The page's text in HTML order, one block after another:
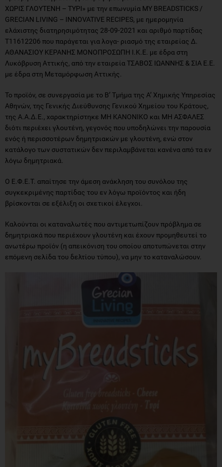
ΧΩΡΙΣ ΓΛΟΥΤΕΝΗ – ΤΥΡΙ» με την επωνυμία MY BREADSTICKS /
GRECIAN LIVING – INNOVATIVE RECIPES, με ημερομηνία
ελάχιστης διατηρησιμότητας 28-09-2021 και αριθμό παρτίδας
Τ11612206 που παράγεται για λογα- ριασμό της εταιρείας Δ.
ΑΘΑΝΑΣΙΟΥ ΚΕΡΑΝΗΣ ΜΟΝΟΠΡΟΣΩΠΗ Ι.Κ.Ε. με έδρα στη
Λυκόβρυση Αττικής, από την εταιρεία ΤΣΑΒΟΣ ΙΩΑΝΝΗΣ & ΣΙΑ Ε.Ε.
με έδρα στη Μεταμόρφωση Αττικής.
Το προϊόν, σε συνεργασία με το Β’ Τμήμα της Α’ Χημικής Υπηρεσίας
Αθηνών, της Γενικής Διεύθυνσης Γενικού Χημείου του Κράτους,
της Α.Α.Δ.Ε., χαρακτηρίστηκε ΜΗ ΚΑΝΟΝΙΚΟ και ΜΗ ΑΣΦΑΛΕΣ
διότι περιέχει γλουτένη, γεγονός που υποδηλώνει την παρουσία
ενός ή περισσοτέρων δημητριακών με γλουτένη, ενώ στον
κατάλογο των συστατικών δεν περιλαμβάνεται κανένα από τα εν
λόγω δημητριακά.
Ο Ε.Φ.Ε.Τ. απαίτησε την άμεση ανάκληση του συνόλου της
συγκεκριμένης παρτίδας του εν λόγω προϊόντος και ήδη
βρίσκονται σε εξέλιξη οι σχετικοί έλεγχοι.
Καλούνται οι καταναλωτές που αντιμετωπίζουν πρόβλημα σε
δημητριακά που περιέχουν γλουτένη και έχουν προμηθευτεί το
ανωτέρω προϊόν (η απεικόνιση του οποίου αποτυπώνεται στην
επόμενη σελίδα του δελτίου τύπου), να μην το καταναλώσουν.